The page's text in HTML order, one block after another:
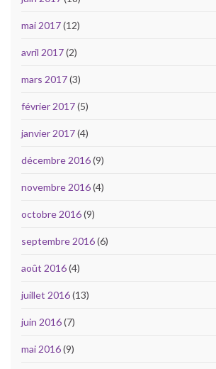
mai 2017(12)
avril 2017(2)
mars 2017(3)
février 2017(5)
janvier 2017(4)
décembre 2016(9)
novembre 2016(4)
octobre 2016(9)
septembre 2016(6)
août 2016(4)
juillet 2016(13)
juin 2016(7)
mai 2016(9)